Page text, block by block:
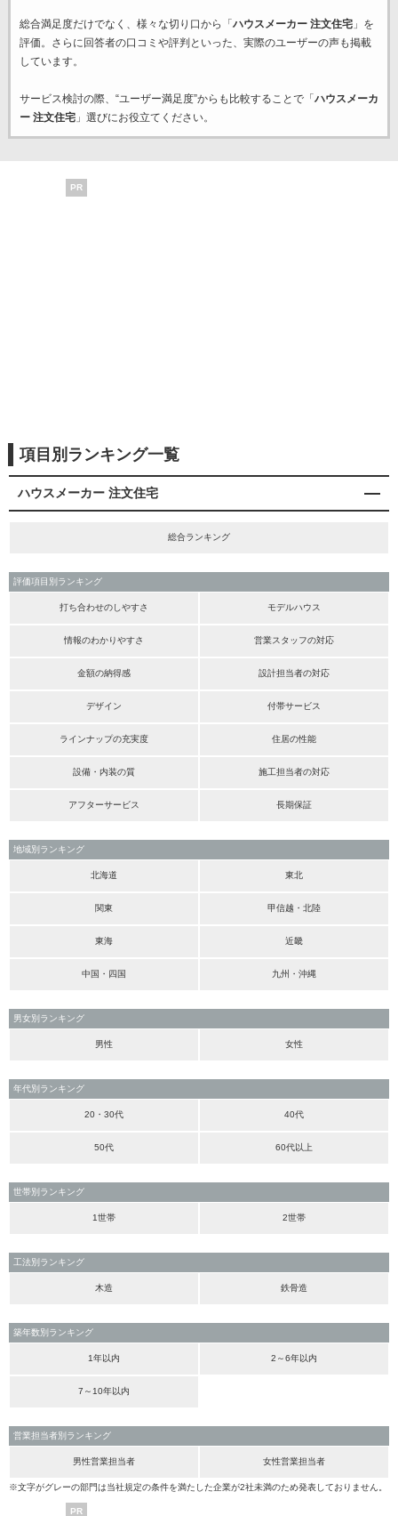
総合満足度だけでなく、様々な切り口から「 ハウスメーカー 注文住宅」を
評価。さらに回答者の口コミや評判といった、実際のユーザーの声も掲載
しています。
サービス検討の際、“ユーザー満足度”からも比較することで「 ハウスメーカ
ー 注文住宅」選びにお役立てください。
PR
項目別ランキング一覧
ハウスメーカー 注文住宅
総合ランキング
評価項目別ランキング
打ち合わせのしやすさ モデルハウス
情報のわかりやすさ 営業スタッフの対応
金額の納得感 設計担当者の対応
デザイン 付帯サービス
ラインナップの充実度 住居の性能
設備・内装の質 施工担当者の対応
アフターサービス 長期保証
地域別ランキング
北海道 東北
関東 甲信越・北陸
東海 近畿
中国・四国 九州・沖縄
男女別ランキング
男性 女性
年代別ランキング
20・30代 40代
50代 60代以上
世帯別ランキング
1世帯 2世帯
工法別ランキング
木造 鉄骨造
築年数別ランキング
1年以内 2～6年以内
7～10年以内
営業担当者別ランキング
男性営業担当者 女性営業担当者
※文字がグレーの部門は当社規定の条件を満たした企業が2社未満のため発表しておりません。
PR